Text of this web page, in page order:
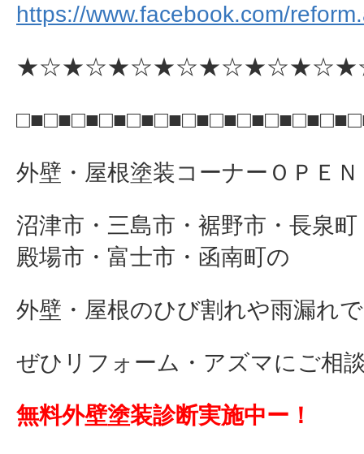
https://www.facebook.com/
外壁・屋根塗装コーナーＯＰＥ
沼津市・三島市・裾野市・長泉
殿場市・富士市・函南町の
外壁・屋根のひび割れや雨漏れ
ぜひリフォーム・アズマにご相
無料外壁塗装診断実施中ー！